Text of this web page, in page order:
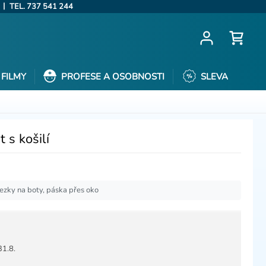
| TEL. 737 541 244
FILMY PROFESE A OSOBNOSTI SLEVA
s košilí
na boty, páska přes oko